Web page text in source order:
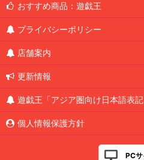
おすすめ商品：遊戯王
プライバシーポリシー
店舗案内
更新情報
遊戯王「アジア圏向け日本語表
個人情報保護方針
PCサ